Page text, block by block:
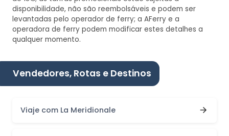
disponibilidade, não são reembolsáveis e podem ser
levantadas pelo operador de ferry; a AFerry e a
operadora de ferry podem modificar estes detalhes a
qualquer momento.
Vendedores, Rotas e Destinos
Viaje com La Meridionale